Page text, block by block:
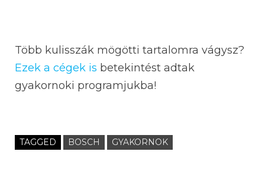
Több kulisszák mögötti tartalomra vágysz?
Ezek a cégek is betekintést adtak
gyakornoki programjukba!
TAGGED BOSCH GYAKORNOK